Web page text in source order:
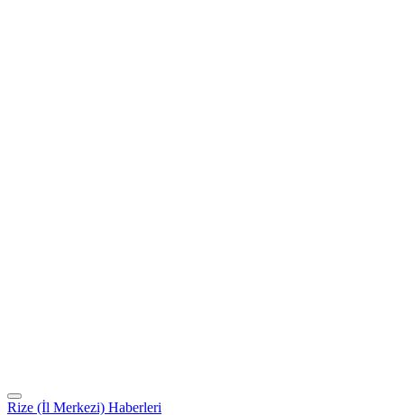
Rize (İl Merkezi) Haberleri